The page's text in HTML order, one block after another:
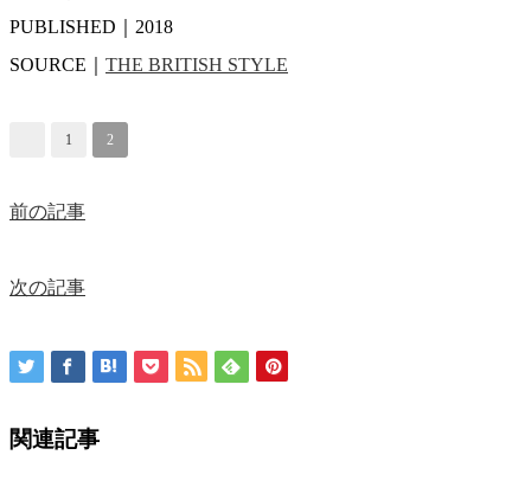
PUBLISHED｜2018
SOURCE｜ THE BRITISH STYLE
1 2
前の記事
次の記事
関連記事